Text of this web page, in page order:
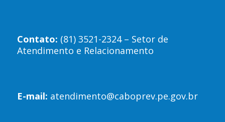
Contato: (81) 3521-2324 – Setor de
Atendimento e Relacionamento
E-mail: atendimento@caboprev.pe.gov.br